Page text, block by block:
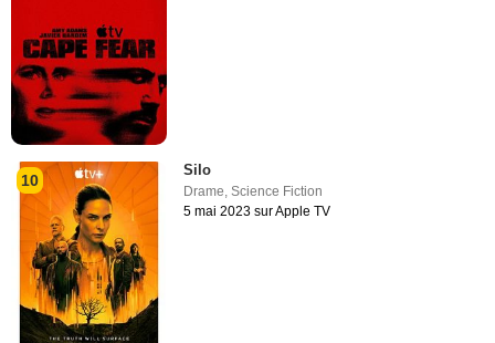
10
Silo
Drame,Science Fiction
5 mai 2023 sur Apple TV